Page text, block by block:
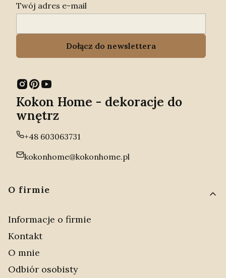
Twój adres e-mail
Dołącz do newslettera
Kokon Home - dekoracje do
wnętrz
+48 603063731
kokonhome@kokonhome.pl
Linki w stopce
O firmie
Informacje o firmie
Kontakt
O mnie
Odbiór osobisty